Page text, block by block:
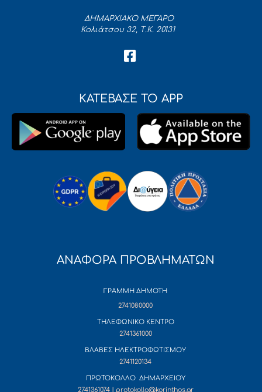
ΔΗΜΑΡΧΙΑΚΟ ΜΕΓΑΡΟ
Κολιάτσου 32, Τ.Κ. 20131
ΚΑΤΕΒΑΣΕ ΤΟ APP
ΑΝΑΦΟΡΑ ΠΡΟΒΛΗΜΑΤΩΝ
ΓΡΑΜΜΗ ΔΗΜΟΤΗ
2741080000
ΤΗΛΕΦΩΝΙΚΟ ΚΕΝΤΡΟ
2741361000
ΒΛΑΒΕΣ ΗΛΕΚΤΡΟΦΩΤΙΣΜΟΥ
2741120134
ΠΡΩΤΟΚΟΛΛΟ ΔΗΜΑΡΧΕΙΟΥ
2741361074 | protokollo@korinthos.gr